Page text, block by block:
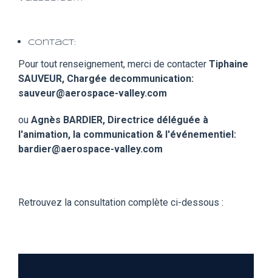
Contact:
Pour tout renseignement, merci de contacter Tiphaine
SAUVEUR, Chargée decommunication:
sauveur@aerospace-valley.com
ou Agnès BARDIER, Directrice déléguée à
l'animation, la communication & l'événementiel:
bardier@aerospace-valley.com
Retrouvez la consultation complète ci-dessous :